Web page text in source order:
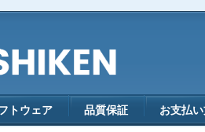
トウェア 品質保証 お支払